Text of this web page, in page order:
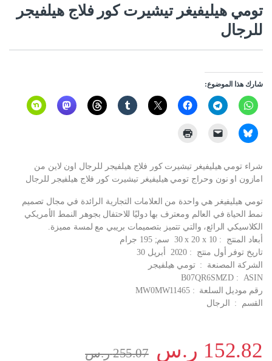
تومي هيليفيغر تيشيرت كور فلاج هيلفيجر
للرجال
شارك هذا الموضوع:
شراء تومي هيليفيغر تيشيرت كور فلاج هيلفيجر للرجال اون لاين من
امازون او نون وحراج تومي هيليفيغر تيشيرت كور فلاج هيلفيجر للرجال
تومي هيليفيغر هي واحدة من العلامات التجارية الرائدة في مجال تصميم
نمط الحياة في العالم ومعترف بها دوليًا للاحتفال بجوهر النمط الأمريكي
الكلاسيكي الرائع، والتي تتميز بتصميمات بريبي مع لمسة مميزة.
أبعاد المنتج ‏ : ‎ 30 x 20 x 10 سم; 195 جرام
تاريخ توفر أول منتج ‏ : ‎ 2020 أبريل 30
الشركة المصنعة ‏ : ‎ تومي هيلفيجر
ASIN ‏ : ‎ B07QR6SMZD
رقم موديل السلعة ‏ : ‎ MW0MW11465
القسم ‏ : ‎ الرجال
152.82 ر.س 255.07 ر.س